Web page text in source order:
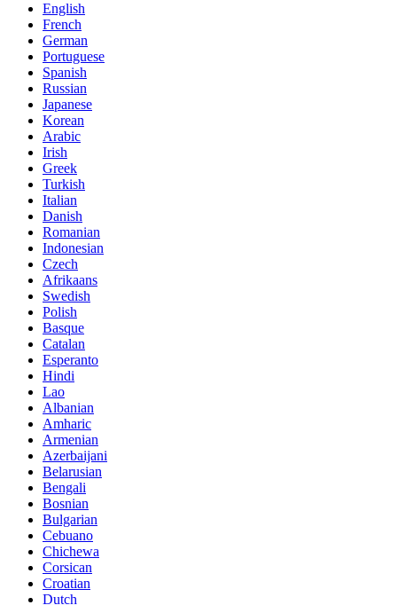
English
French
German
Portuguese
Spanish
Russian
Japanese
Korean
Arabic
Irish
Greek
Turkish
Italian
Danish
Romanian
Indonesian
Czech
Afrikaans
Swedish
Polish
Basque
Catalan
Esperanto
Hindi
Lao
Albanian
Amharic
Armenian
Azerbaijani
Belarusian
Bengali
Bosnian
Bulgarian
Cebuano
Chichewa
Corsican
Croatian
Dutch